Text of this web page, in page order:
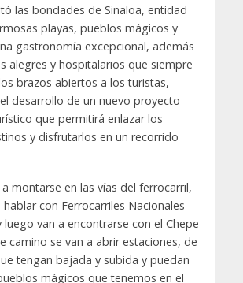
las bondades de Sinaloa, entidad
playas, pueblos mágicos y
gastronomía excepcional, además
alegres y hospitalarios que siempre
brazos abiertos a los turistas,
desarrollo de un nuevo proyecto
que permitirá enlazar los
y disfrutarlos en un recorrido
a montarse en las vías del ferrocarril,
con Ferrocarriles Nacionales
van a encontrarse con el Chepe
camino se van a abrir estaciones, de
tengan bajada y subida y puedan
mágicos que tenemos en el